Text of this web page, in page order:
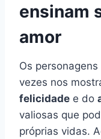
ensinam
amor
Os
vezes nos
felicidade e do
valiosas que
próprias vidas.